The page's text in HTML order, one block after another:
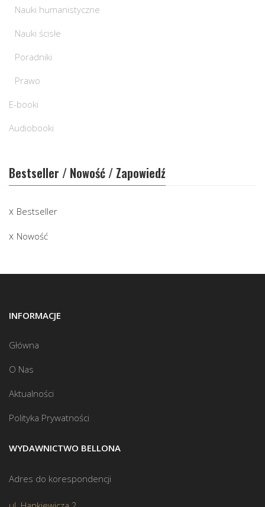
Nauki humanistyczne
Nauki ścisłe
Poradniki
Prawo
E-booki
Audiobooki
Bestseller / Nowość / Zapowiedź
Bestseller
Nowość
INFORMACJE
Główna
O Nas
Aktualności
Polityka Prywatności
WYDAWNICTWO BELLONA
Adres do korespondencji